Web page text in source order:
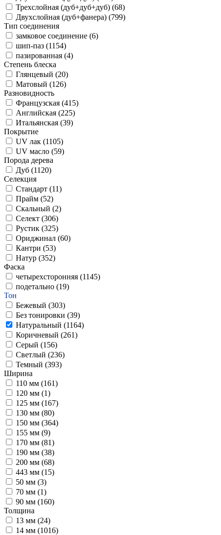
Трехслойная (дуб+дуб+дуб) (68)
Двухслойная (дуб+фанера) (799)
Тип соединения
замковое соединение (6)
шип-паз (1154)
пазированная (4)
Степень блеска
Глянцевый (20)
Матовый (126)
Разновидность
Французская (415)
Английская (225)
Итальянская (39)
Покрытие
UV лак (1105)
UV масло (59)
Порода дерева
Дуб (1120)
Селекция
Стандарт (11)
Прайм (52)
Скальный (2)
Селект (306)
Рустик (325)
Ориджинал (60)
Кантри (53)
Натур (352)
Фаска
четырехсторонняя (1145)
подетально (19)
Тон
Бежевый (303)
Без тонировки (39)
Натуральный (1164)
Коричневый (261)
Серый (156)
Светлый (236)
Темный (393)
Ширина
110 мм (161)
120 мм (1)
125 мм (167)
130 мм (80)
150 мм (364)
155 мм (9)
170 мм (81)
190 мм (38)
200 мм (68)
443 мм (15)
50 мм (3)
70 мм (1)
90 мм (160)
Толщина
13 мм (24)
14 мм (1016)